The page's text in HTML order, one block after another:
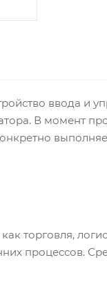
ввода и
В момент
торговля,
процессов.